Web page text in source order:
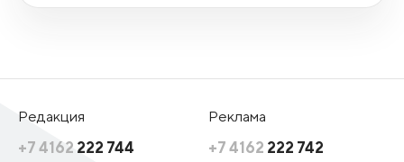
Редакция
+7 4162 222 744
Реклама
+7 4162 222 742